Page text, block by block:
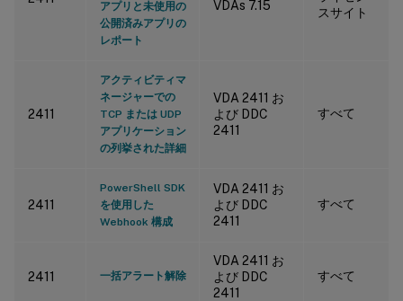
アプリと未使用の
公開済みアプリの
レポート
VDAs 7.15
スサイト
2411
アクティビティマ
ネージャーでの
TCP または UDP
アプリケーション
の列挙された詳細
VDA 2411 お
よび DDC
2411
すべて
2411
PowerShell SDK
を使用した
Webhook 構成
VDA 2411 お
よび DDC
2411
すべて
2411 一括アラート解除
VDA 2411 お
よび DDC
2411
すべて